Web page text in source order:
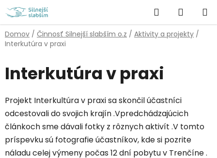
Prejsť
na
obsah
Hľadať
KOŠÍK
Domov / Činnosť Silnejší slabším o.z / Aktivity a projekty /
Interkutúra v praxi
Interkutúra v praxi
Projekt Interkultúra v praxi sa skončil účastníci
odcestovali do svojich krajín .Vpredchádzajúcich
článkoch sme dávali fotky z rôznych aktivít .V tomto
príspevku sú fotografie účastníkov, kde si pozrite
náladu celej výmeny počas 12 dní pobytu v Trenčíne .